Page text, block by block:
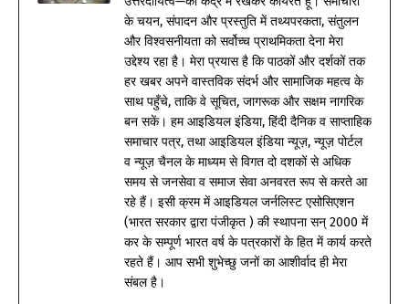
के चयन, संपादन और प्रस्तुति में तथ्यपरकता, संतुलन
और विश्वसनीयता को सर्वोच्च प्राथमिकता देना मेरा
उद्देश्य रहा है। मेरा प्रयास है कि पाठकों और दर्शकों तक
हर खबर अपने वास्तविक संदर्भ और सामाजिक महत्व के
साथ पहुँचे, ताकि वे सूचित, जागरूक और सक्षम नागरिक
बन सकें। हम आइडियल इंडिया, हिंदी दैनिक व साप्ताहिक
समाचार पत्र, तथा आइडियल इंडिया न्यूज़, न्यूज़ पोर्टल
व न्यूज़ चैनल के माध्यम से विगत दो दशकों से अधिक
समय से जनसेवा व समाज सेवा अनवरत रूप से करते आ
रहे हैं। इसी क्रम में आइडियल जर्नलिस्ट एसोसिएशन
(भारत सरकार द्वारा पंजीकृत ) की स्थापना सन् 2000 में
कर के सम्पूर्ण भारत वर्ष के पत्रकारों के हित में कार्य करते
रहते हैं। आप सभी शुभेच्छु जनों का आशीर्वाद ही मेरा
संबल है।